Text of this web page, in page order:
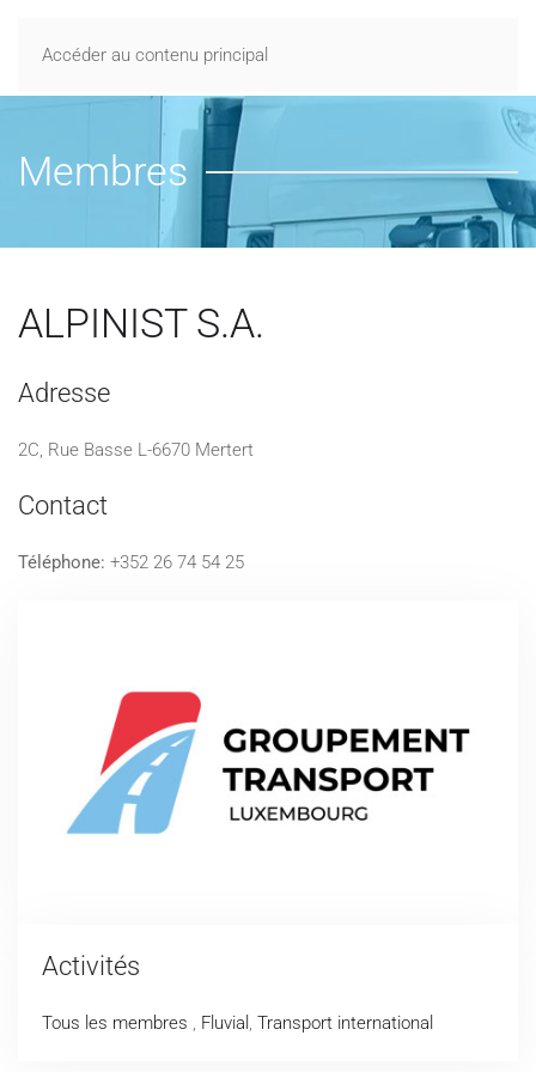
Accéder au contenu principal
Membres
ALPINIST S.A.
Adresse
2C, Rue Basse L-6670 Mertert
Contact
Téléphone: +352 26 74 54 25
Activités
Tous les membres , Fluvial , Transport international